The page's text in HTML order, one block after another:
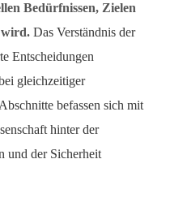
Bedürfnissen, Zielen
wird. Das Verständnis der
Entscheidungen
gleichzeitiger
befassen sich mit
hinter der
und der Sicherheit